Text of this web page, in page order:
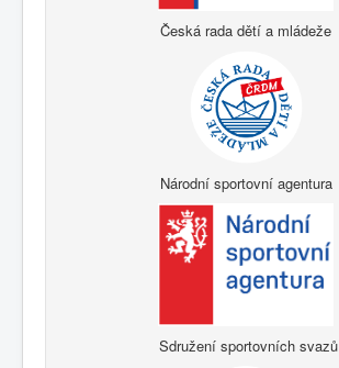
Česká rada dětí a mládeže
Národní sportovní agentura
Sdružení sportovních svazů